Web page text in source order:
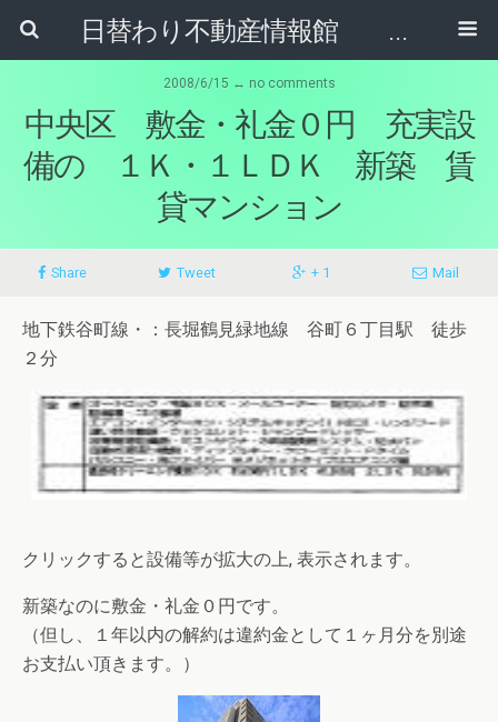
日替わり不動産情報館 リア･ライブログ
2008/6/15 ↔ no comments
中央区 敷金・礼金０円 充実設
備の １Ｋ・１ＬＤＫ 新築 賃
貸マンション
Share Tweet + 1 Mail
地下鉄谷町線・：長堀鶴見緑地線 谷町６丁目駅 徒歩
２分
クリックすると設備等が拡大の上, 表示されます。
新築なのに敷金・礼金０円です。
（但し、１年以内の解約は違約金として１ヶ月分を別途
お支払い頂きます。）